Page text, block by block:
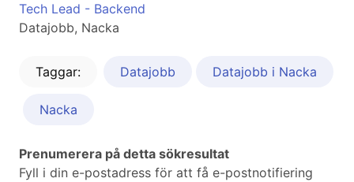
Tech Lead - Backend
Datajobb, Nacka
Taggar: Datajobb Datajobb i Nacka
Nacka
Prenumerera på detta sökresultat
Fyll i din e-postadress för att få e-postnotifiering